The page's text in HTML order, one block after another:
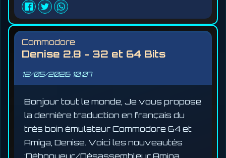
Commodore
Denise 2.8 - 32 et 64 Bits
12/05/2026 10:07
Bonjour tout le monde, Je vous propose
la dernière traduction en français du
très boin émulateur Commodore 64 et
Amiga, Denise. Voici les nouveautés
:Débogueur/Désassembleur Amiga